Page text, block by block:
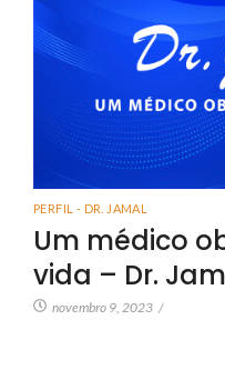
PERFIL - DR. JAMAL
Um médico
vida – Dr.
novembro 9, 2023 /